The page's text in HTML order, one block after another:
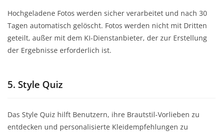
Hochgeladene Fotos werden sicher verarbeitet und nach 30
Tagen automatisch gelöscht. Fotos werden nicht mit Dritten
geteilt, außer mit dem KI-Dienstanbieter, der zur Erstellung
der Ergebnisse erforderlich ist.
5. Style Quiz
Das Style Quiz hilft Benutzern, ihre Brautstil-Vorlieben zu
entdecken und personalisierte Kleidempfehlungen zu